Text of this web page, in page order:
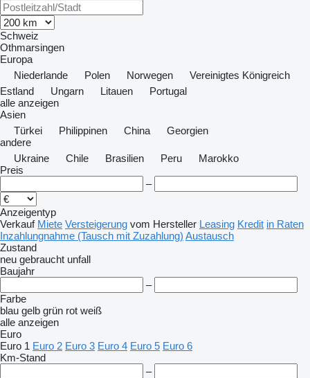
Schweiz
Othmarsingen
Europa
Niederlande
Polen Norwegen
Vereinigtes Königreich
Estland
Ungarn Litauen
Portugal
alle anzeigen
Asien
Türkei
Philippinen China
Georgien
andere
Ukraine
Chile Brasilien Peru
Marokko
Preis
–
Anzeigentyp
Verkauf Miete Versteigerung vom Hersteller Leasing Kredit in Raten
Inzahlungnahme (Tausch mit Zuzahlung) Austausch
Zustand
neu gebraucht unfall
Baujahr
–
Farbe
blau gelb grün rot weiß
alle anzeigen
Euro
Euro 1 Euro 2 Euro 3 Euro 4 Euro 5 Euro 6
Km-Stand
–